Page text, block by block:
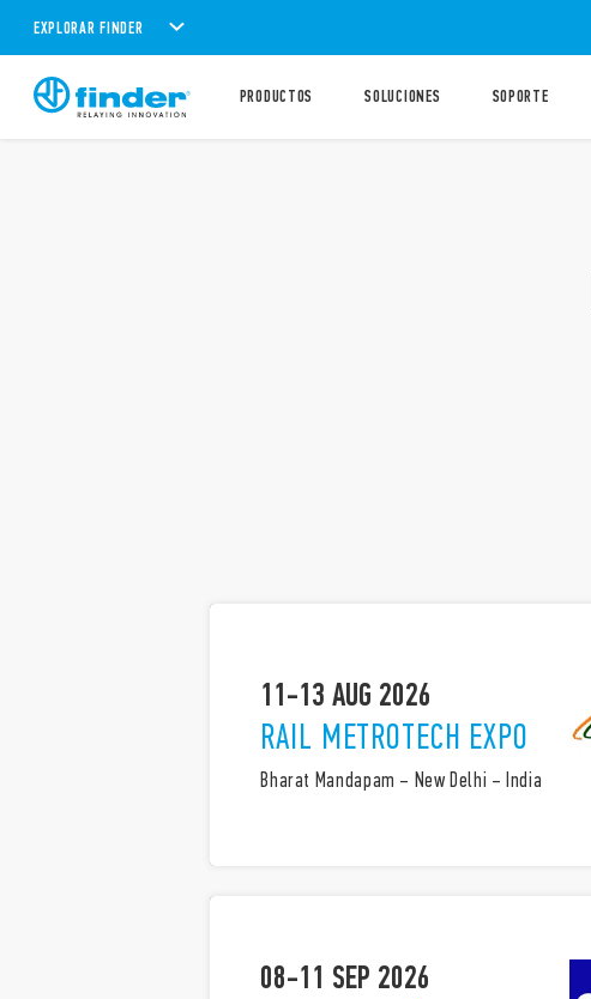
EXPLORAR FINDER
PRODUCTOS SOLUCIONES SOPORTE
11-13 AUG 2026
RAIL METROTECH EXPO
Bharat Mandapam – New Delhi – India
08-11 SEP 2026